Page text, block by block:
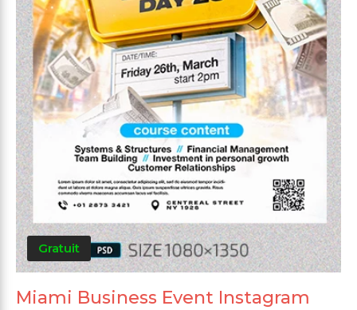
Gratuit
Miami Business Event Instagram